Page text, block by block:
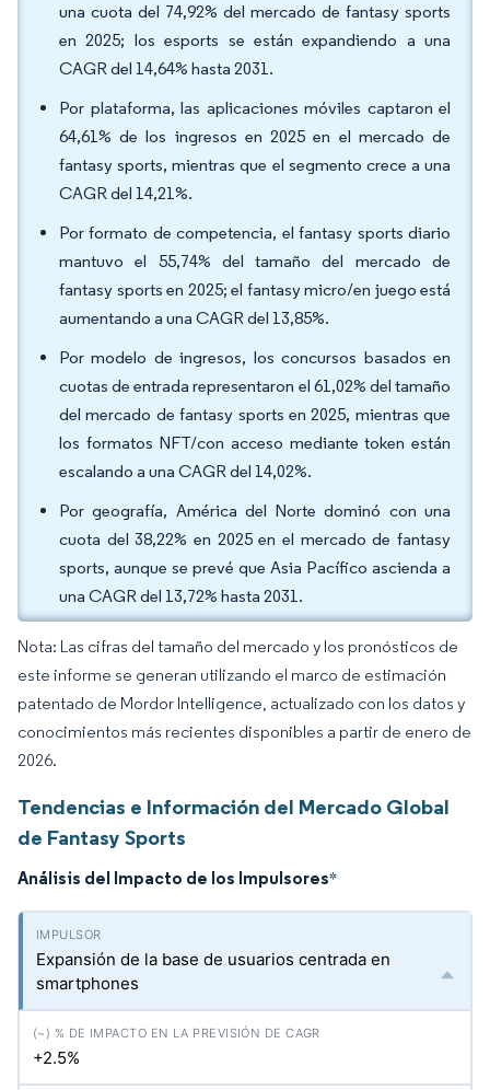
una cuota del 74,92% del mercado de fantasy sports
en 2025; los esports se están expandiendo a una
CAGR del 14,64% hasta 2031.
Por plataforma, las aplicaciones móviles captaron el
64,61% de los ingresos en 2025 en el mercado de
fantasy sports, mientras que el segmento crece a una
CAGR del 14,21%.
Por formato de competencia, el fantasy sports diario
mantuvo el 55,74% del tamaño del mercado de
fantasy sports en 2025; el fantasy micro/en juego está
aumentando a una CAGR del 13,85%.
Por modelo de ingresos, los concursos basados en
cuotas de entrada representaron el 61,02% del tamaño
del mercado de fantasy sports en 2025, mientras que
los formatos NFT/con acceso mediante token están
escalando a una CAGR del 14,02%.
Por geografía, América del Norte dominó con una
cuota del 38,22% en 2025 en el mercado de fantasy
sports, aunque se prevé que Asia Pacífico ascienda a
una CAGR del 13,72% hasta 2031.
Nota: Las cifras del tamaño del mercado y los pronósticos de
este informe se generan utilizando el marco de estimación
patentado de Mordor Intelligence, actualizado con los datos y
conocimientos más recientes disponibles a partir de enero de
2026.
Tendencias e Información del Mercado Global
de Fantasy Sports
Análisis del Impacto de los Impulsores*
Expansión de la base de usuarios centrada en
smartphones
+2.5%